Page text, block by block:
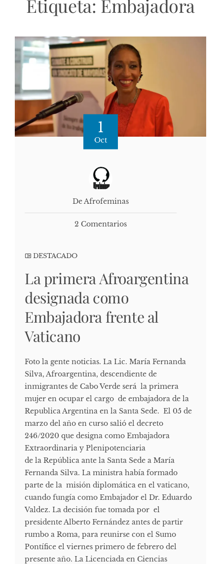
Etiqueta: Embajadora
1
Oct
De Afrofeminas
2 Comentarios
DESTACADO
La primera Afroargentina
designada como
Embajadora frente al
Vaticano
Foto la gente noticias. La Lic. María Fernanda
Silva, Afroargentina, descendiente de
inmigrantes de Cabo Verde será la primera
mujer en ocupar el cargo de embajadora de la
Republica Argentina en la Santa Sede. El 05 de
marzo del año en curso salió el decreto
246/2020 que designa como Embajadora
Extraordinaria y Plenipotenciaria
de la República ante la Santa Sede a María
Fernanda Silva. La ministra había formado
parte de la misión diplomática en el vaticano,
cuando fungía como Embajador el Dr. Eduardo
Valdez. La decisión fue tomada por el
presidente Alberto Fernández antes de partir
rumbo a Roma, para reunirse con el Sumo
Pontífice el viernes primero de febrero del
presente año. La Licenciada en Ciencias